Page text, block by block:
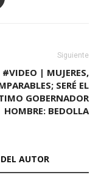
Siguiente
#VIDEO | MUJERES,
SERÉ EL
GOBERNADOR
HOMBRE: BEDOLLA
AUTOR